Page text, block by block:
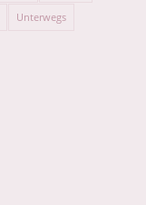
Unterwegs